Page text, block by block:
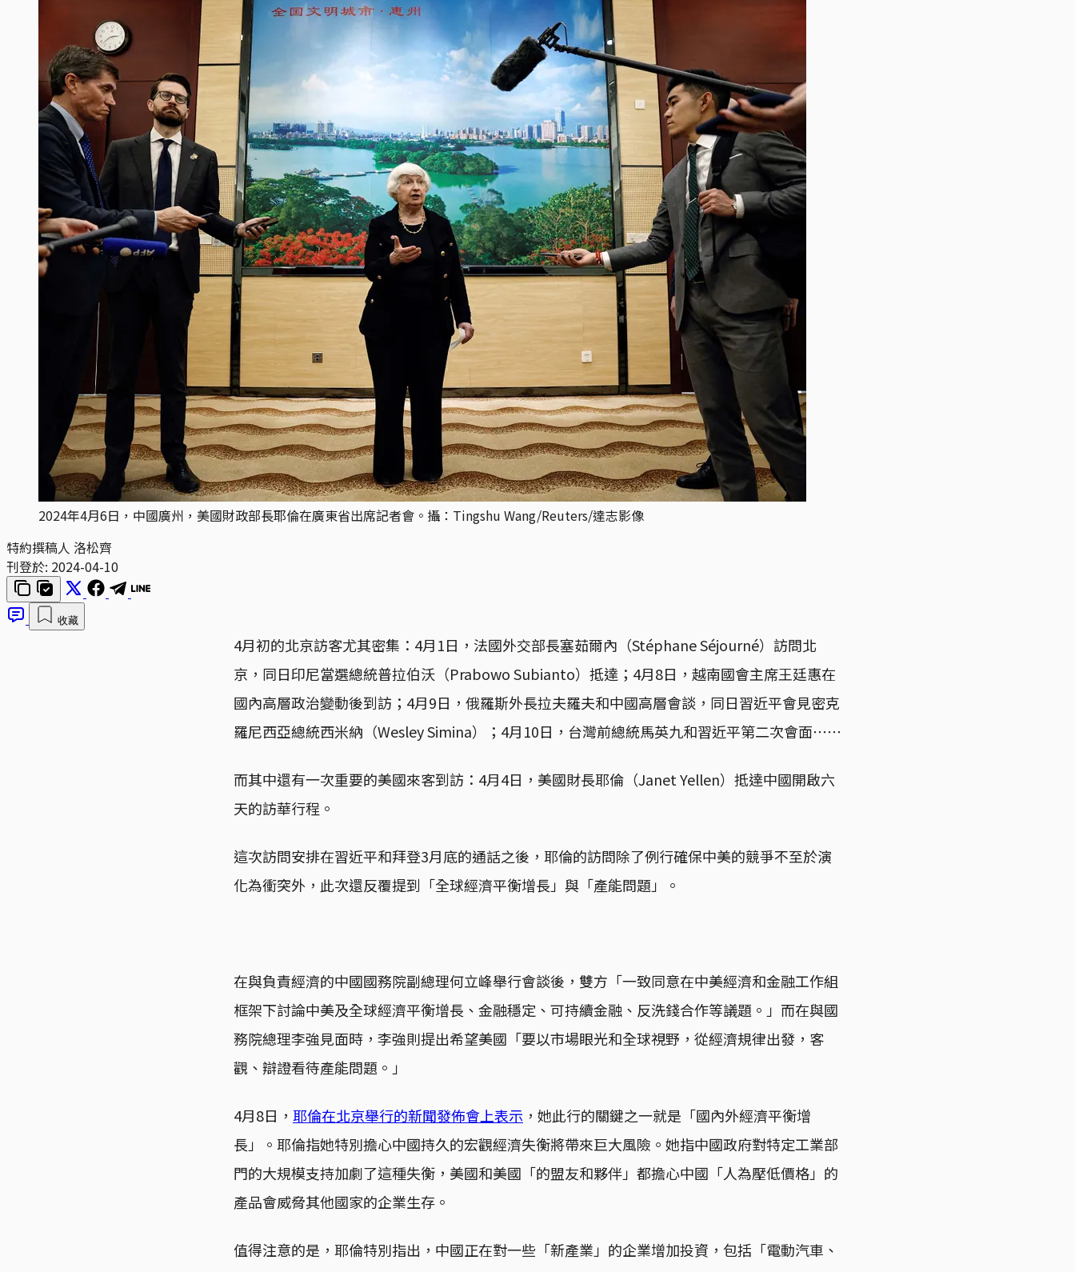
2024年4月6日，中國廣州，美國財政部長耶倫在廣東省出席記者會。攝：Tingshu Wang/Reuters/達志影像
特約撰稿人 洛松齊
刊登於: 2024-04-10
收藏
4月初的北京訪客尤其密集：4月1日，法國外交部長塞茹爾內（Stéphane Séjourné）訪問北
京，同日印尼當選總統普拉伯沃（Prabowo Subianto）抵達；4月8日，越南國會主席王廷惠在
國內高層政治變動後到訪；4月9日，俄羅斯外長拉夫羅夫和中國高層會談，同日習近平會見密克
羅尼西亞總統西米納（Wesley Simina）；4月10日，台灣前總統馬英九和習近平第二次會面⋯⋯
而其中還有一次重要的美國來客到訪：4月4日，美國財長耶倫（Janet Yellen）抵達中國開啟六
天的訪華行程。
這次訪問安排在習近平和拜登3月底的通話之後，耶倫的訪問除了例行確保中美的競爭不至於演
化為衝突外，此次還反覆提到「全球經濟平衡增長」與「產能問題」。
在與負責經濟的中國國務院副總理何立峰舉行會談後，雙方「一致同意在中美經濟和金融工作組
框架下討論中美及全球經濟平衡增長、金融穩定、可持續金融、反洗錢合作等議題。」而在與國
務院總理李強見面時，李強則提出希望美國「要以市場眼光和全球視野，從經濟規律出發，客
觀、辯證看待產能問題。」
4月8日， 耶倫在北京舉行的新聞發佈會上表示 ，她此行的關鍵之一就是「國內外經濟平衡增
長」。耶倫指她特別擔心中國持久的宏觀經濟失衡將帶來巨大風險。她指中國政府對特定工業部
門的大規模支持加劇了這種失衡，美國和美國「的盟友和夥伴」都擔心中國「人為壓低價格」的
產品會威脅其他國家的企業生存。
值得注意的是，耶倫特別指出，中國正在對一些「新產業」的企業增加投資，包括「電動汽車、